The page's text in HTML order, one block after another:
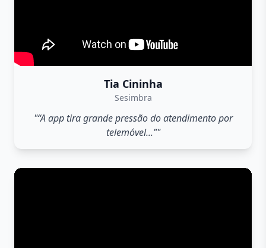
Tia Cininha
Sesimbra
"“A app tira grande pressão do atendimento por
telemóvel...”"